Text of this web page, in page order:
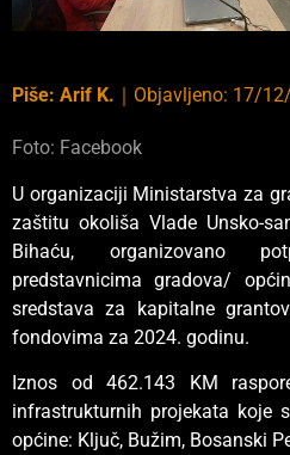
Piše: Arif K. Objavljeno: 17/
Foto: Facebook
U organizaciji Ministarstva za
zaštitu okoliša Vlade Unsko-
Bihaću, organizovano
predstavnicima gradova/
sredstava za kapitalne
fondovima za 2024. godinu.
Iznos od 462.143 KM
infrastrukturnih projekata koje
općine: Ključ, Bužim, Bosanski